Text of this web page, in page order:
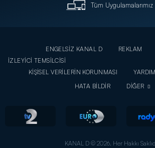
Tüm Uygulamalarımız
ENGELSİZ KANAL D REKLAM
İZLEYİCİ TEMSİLCİSİ
KİŞİSEL VERİLERİN KORUNMASI
YARDIM
HATA BİLDİR
DİĞER
KANAL D © 2026. Her Hakkı